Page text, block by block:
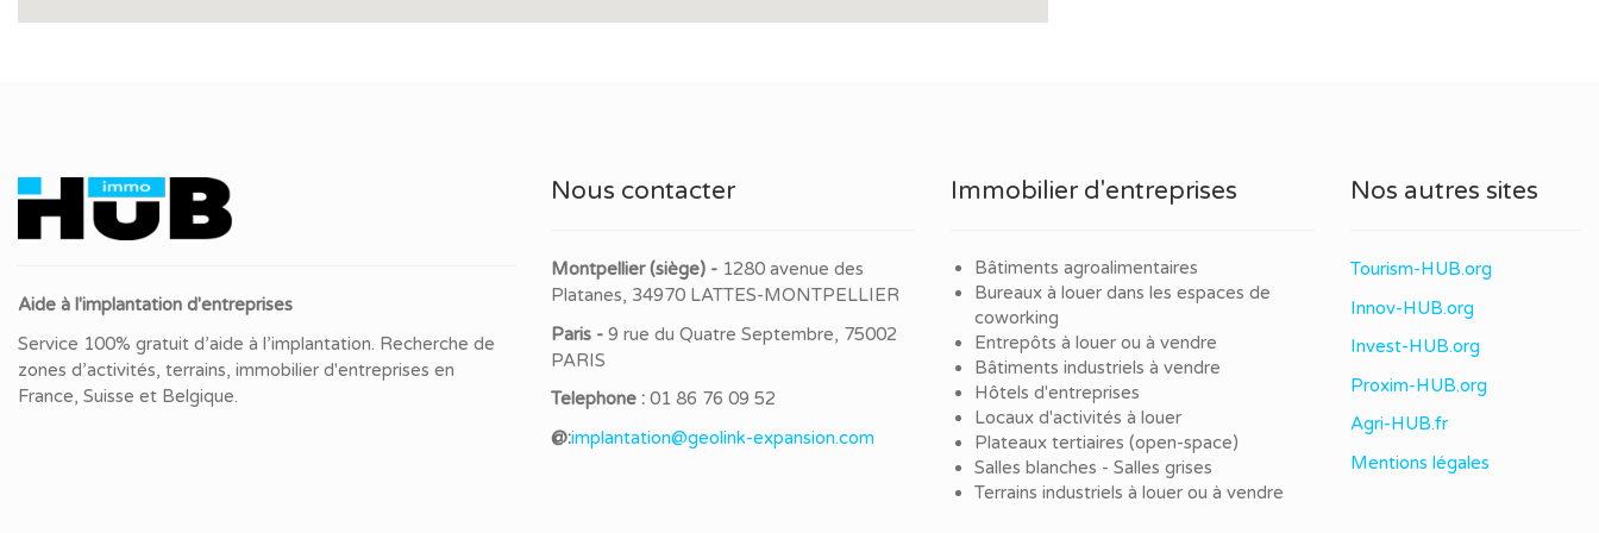
Aide à l'implantation d'entreprises
Service 100% gratuit d’aide à l’implantation. Recherche de
zones d’activités, terrains, immobilier d'entreprises en
France, Suisse et Belgique.
Nous contacter
Montpellier (siège) - 1280 avenue des
Platanes, 34970 LATTES-MONTPELLIER
Paris - 9 rue du Quatre Septembre, 75002
PARIS
Telephone : 01 86 76 09 52
@:implantation@geolink-expansion.com
Immobilier d'entreprises
Bâtiments agroalimentaires
Bureaux à louer dans les espaces de
coworking
Entrepôts à louer ou à vendre
Bâtiments industriels à vendre
Hôtels d'entreprises
Locaux d'activités à louer
Plateaux tertiaires (open-space)
Salles blanches - Salles grises
Terrains industriels à louer ou à vendre
Nos autres sites
Tourism-HUB.org
Innov-HUB.org
Invest-HUB.org
Proxim-HUB.org
Agri-HUB.fr
Mentions légales